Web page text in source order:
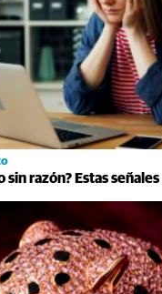
sin razón? Estas